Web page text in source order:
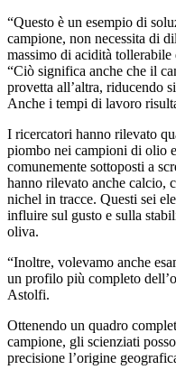
“Questo è un esempio di
campione, non necessita di
massimo di acidità
“Ciò significa anche che il
provetta all’altra, riducendo
Anche i tempi di lavoro
I ricercatori hanno rilevato
piombo nei campioni di olio
comunemente sottoposti a
hanno rilevato anche calcio,
nichel in tracce. Questi sei
influire sul gusto e sulla
oliva.
“Inoltre, volevamo anche
un profilo più completo
Astolfi.
Ottenendo un quadro
campione, gli scienziati
precisione l’origine